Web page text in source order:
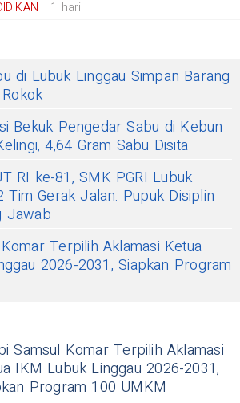
1 hari
di Lubuk Linggau Simpan Barang
Bekuk Pengedar Sabu di Kebun
4,64 Gram Sabu Disita
RI ke-81, SMK PGRI Lubuk
Tim Gerak Jalan: Pupuk Disiplin
Jawab
Terpilih Aklamasi Ketua
2026-2031, Siapkan Program
Samsul Komar Terpilih Aklamasi
IKM Lubuk Linggau 2026-2031,
Program 100 UMKM